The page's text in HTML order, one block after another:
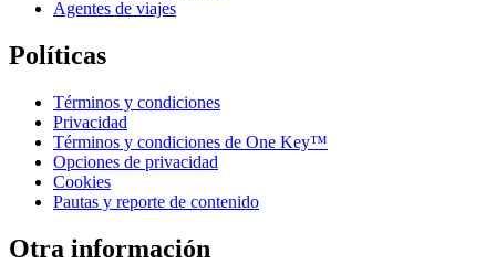
Agentes de viajes
Políticas
Términos y condiciones
Privacidad
Términos y condiciones de One Key™
Opciones de privacidad
Cookies
Pautas y reporte de contenido
Otra información